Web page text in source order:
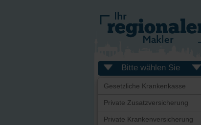
Bitte wählen Sie
Gesetzliche Krankenkasse
Private Zusatzversicherung
Private Krankenversicherung